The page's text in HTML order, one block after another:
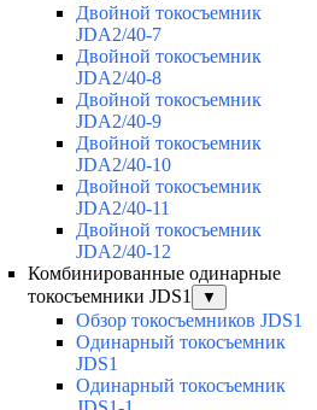
Двойной токосъемник
JDA2/40-7
Двойной токосъемник
JDA2/40-8
Двойной токосъемник
JDA2/40-9
Двойной токосъемник
JDA2/40-10
Двойной токосъемник
JDA2/40-11
Двойной токосъемник
JDA2/40-12
Комбинированные одинарные
токосъемники JDS1
▼
Обзор токосъемников JDS1
Одинарный токосъемник
JDS1
Одинарный токосъемник